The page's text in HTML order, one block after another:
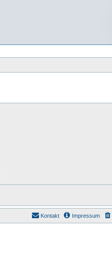
Impressum
Kontakt